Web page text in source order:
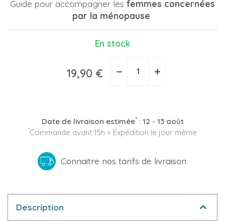
Guide pour accompagner les femmes concernées
par la ménopause
En stock
19,90 € − +
Date de livraison estimée*: 12 - 13 août
*Commande avant 15h = Expédition le jour même
Connaitre nos tarifs de livraison
Description